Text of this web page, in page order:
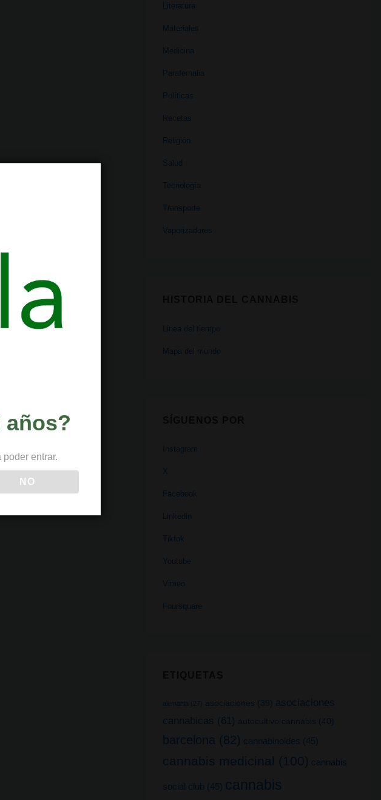
Literatura
Materiales
Medicina
Parafernalia
Políticas
Recetas
Religión
Salud
Tecnología
Transporte
Vaporizadores
Linea del tiempo
Mapa del mundo
Instagram
X
Facebook
Linkedin
Tiktok
Youtube
Vimeo
Foursquare
alemania (27) asociaciones (39)
asociaciones
cannabicas (61) autocultivo cannabis (40)
barcelona (82) cannabinoides (45)
cannabis medicinal (100) cannabis
social club (45) cannabis
años?
entrar.
NO